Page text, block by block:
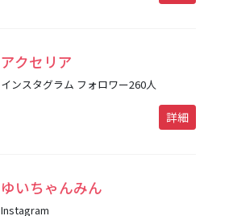
アクセリア
インスタグラム フォロワー260人
詳細
ゆいちゃんみん
Instagram